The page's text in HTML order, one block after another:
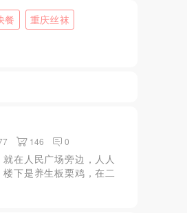
餐 重庆丝袜
146 0
在人民广场旁边，人人
下是养生板栗鸡，在二
去给迷宫一样，不能海
来的时候我看了妹子的